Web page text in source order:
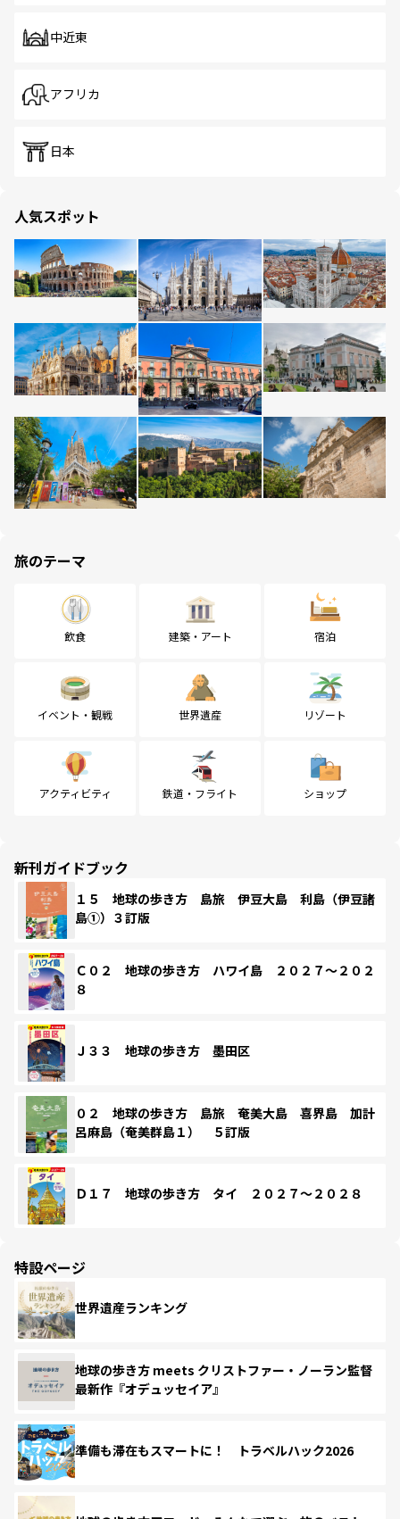
中近東
アフリカ
日本
人気スポット
旅のテーマ
飲食 建築・アート 宿泊
イベント・観戦 世界遺産 リゾート
アクティビティ 鉄道・フライト ショップ
新刊ガイドブック
１５ 地球の歩き方 島旅 伊豆大島 利島（伊豆諸
島①）３訂版
Ｃ０２ 地球の歩き方 ハワイ島 ２０２７～２０２
８
Ｊ３３ 地球の歩き方 墨田区
０２ 地球の歩き方 島旅 奄美大島 喜界島 加計
呂麻島（奄美群島１） ５訂版
Ｄ１７ 地球の歩き方 タイ ２０２７～２０２８
特設ページ
世界遺産ランキング
地球の歩き方 meets クリストファー・ノーラン監督
最新作『オデュッセイア』
準備も滞在もスマートに！ トラベルハック2026